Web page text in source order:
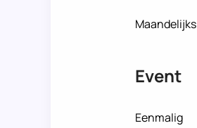
Maandelijks
Event
Eenmalig